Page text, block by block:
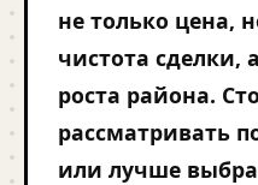
не только цена,
чистота сделки,
роста района.
рассматривать
или лучше